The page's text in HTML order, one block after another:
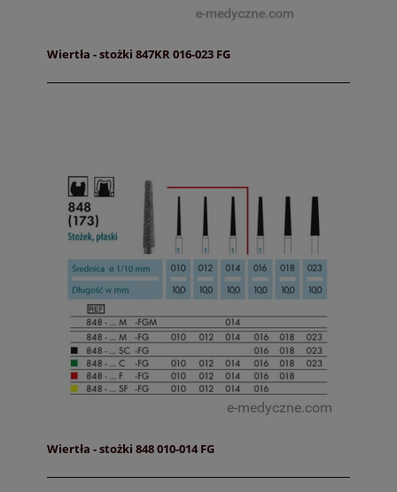
Wiertła - stożki 847KR 016-023 FG
Wiertła - stożki 848 010-014 FG